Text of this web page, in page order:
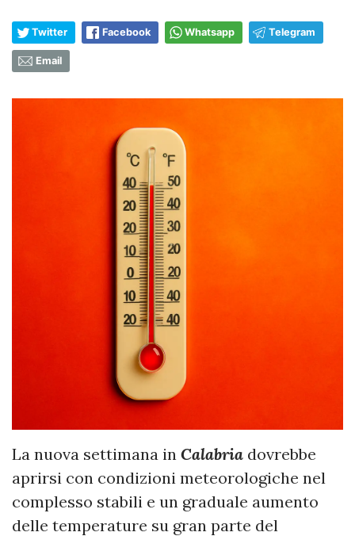
Twitter Facebook Whatsapp Telegram
Email
La nuova settimana in Calabria dovrebbe
aprirsi con condizioni meteorologiche nel
complesso stabili e un graduale aumento
delle temperature su gran parte del